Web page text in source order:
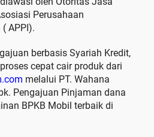
Perusahaan
APPI).
berbasis Syariah Kredit,
cepat cair produk dari
melalui PT. Wahana
Pengajuan Pinjaman dana
BPKB Mobil terbaik di